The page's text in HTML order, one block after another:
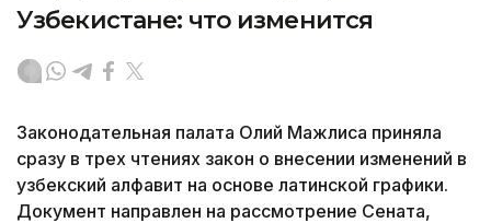
Узбекистане: что изменится
Законодательная палата Олий Мажлиса приняла
сразу в трех чтениях закон о внесении изменений в
узбекский алфавит на основе латинской графики.
Документ направлен на рассмотрение Сената,